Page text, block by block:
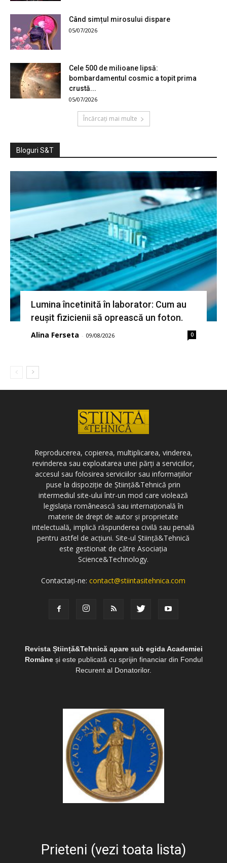
Când simțul mirosului dispare
05/07/2026
Cele 500 de milioane lipsă:
bombardamentul cosmic a topit prima
crustă...
05/07/2026
Încărcați mai multe
Bloguri S&T
Lumina încetinită în laborator: Cum au
reușit fizicienii să oprească un foton.
Alina Ferseta - 09/08/2026 0
Reproducerea, copierea, multiplicarea, vinderea,
revinderea sau exploatarea unei părți a serviciilor,
accesul sau folosirea serviciilor sau informațiilor
puse la dispoziție de Știință&Tehnică prin
intermediul site-ului într-un mod care violează
legislația românească sau internațională în
materie de drept de autor și proprietate
intelectuală, implică răspunderea civilă sau penală
pentru astfel de acțiuni. Site-ul Știință&Tehnică
este gestionat de către Asociația
Science&Technology.
Contactați-ne:contact@stiintasitehnica.com
Revista Știință&Tehnică apare sub egida Academiei
Româneși este publicată cu sprijin financiar din Fondul
Recurent al Donatorilor.
Prieteni (vezi toata lista)